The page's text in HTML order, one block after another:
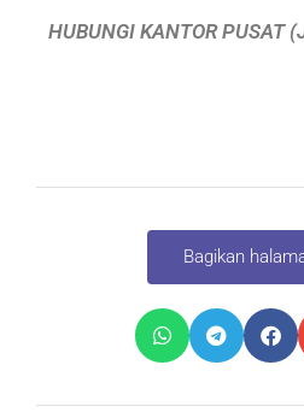
HUBUNGI KANTOR PUSAT
Bagikan